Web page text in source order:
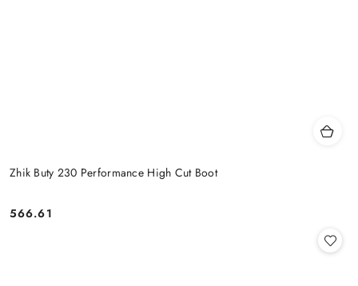
Zhik Buty 230 Performance High Cut Boot
Cena:
566.61